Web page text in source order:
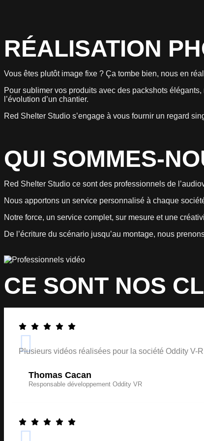
RÉALISATION
Vous êtes plutôt image fixe ? Ça tombe bien, nous en
Pour sublimer vos produits avec des packshots
l’évolution d’un chantier.
Red Shelter Studio s’engage à vous fournir un regard
QUI SOMMES-
Red Shelter Studio ce sont des professionnels de
Nous apportons un service personnalisé à chaque
Notre force, un service complet, sur mesure et une
De l’écriture du scénario jusqu’au montage, nous
CE SONT NOS
Plusieurs vidéos réalisées pour la société Oddity V-
Thomas Cacan
Responsable développement Oddity VR